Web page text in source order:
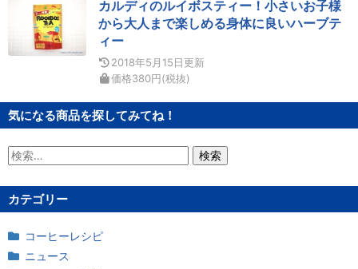
カルディのルイボスティー！小さいお子様
から大人まで楽しめる身体に良いハーブテ
ィー
2018年5月15日更新
価格380円(税抜)
気になる商品を探してみてね！
検
カテゴリー
コーヒーレシピ
ニュース